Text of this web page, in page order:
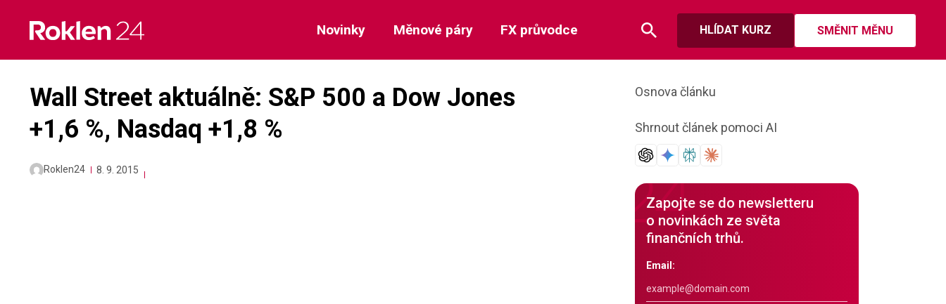
content
HLÍDAT KURZ SMĚNIT MĚNU
Novinky Měnové páry FX průvodce
Wall Street aktuálně: S&P 500 a Dow Jones
+1,6 %, Nasdaq +1,8 %
Roklen24 8. 9. 2015
Osnova článku
Shrnout článek pomoci AI
Zapojte se do newsletteru
o novinkách ze světa
finančních trhů.
Email: